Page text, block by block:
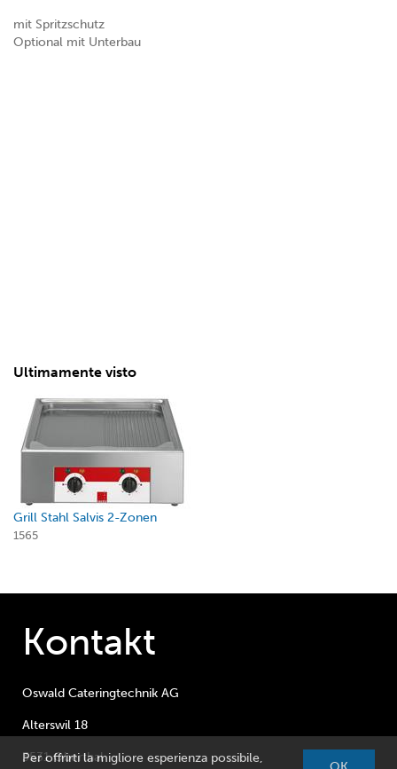
mit Spritzschutz
Optional mit Unterbau
Ultimamente visto
Grill Stahl Salvis 2-Zonen
1565
Kontakt
Oswald Cateringtechnik AG
Alterswil 18
3531 Oberthal
Per offrirti la migliore esperienza possibile,